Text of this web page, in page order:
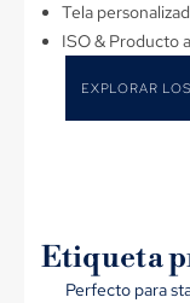
Tela
ISO & Producto
EXPLORAR
Etiqueta
Perfecto para